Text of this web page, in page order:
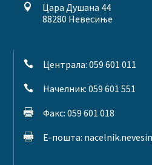

Цара Душана 44
88280 Невесиње
 Централа: 059 601 011
 Начелник: 059 601 551
 Факс: 059 601 018
 Е-пошта: